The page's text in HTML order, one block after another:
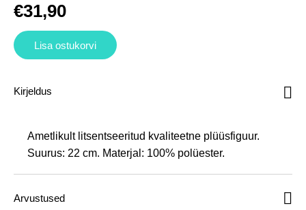
€31,90
Lisa ostukorvi
Kirjeldus
Ametlikult litsentseeritud kvaliteetne plüüsfiguur.
Suurus: 22 cm. Materjal: 100% polüester.
Arvustused